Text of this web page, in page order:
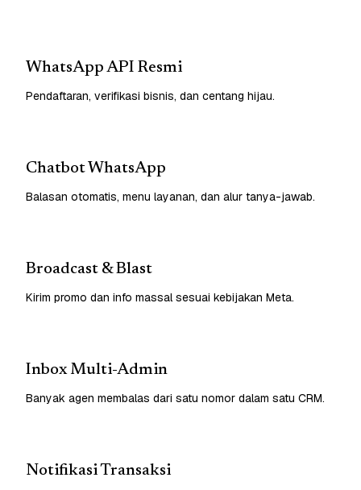
WhatsApp API Resmi
Pendaftaran, verifikasi bisnis, dan centang hijau.
Chatbot WhatsApp
Balasan otomatis, menu layanan, dan alur tanya-jawab.
Broadcast & Blast
Kirim promo dan info massal sesuai kebijakan Meta.
Inbox Multi-Admin
Banyak agen membalas dari satu nomor dalam satu CRM.
Notifikasi Transaksi